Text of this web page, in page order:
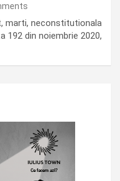
marti, neconstitutionala
192 din noiembrie 2020,